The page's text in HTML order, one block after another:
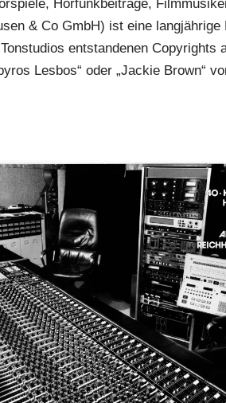
Hörfunkbeiträge,
& Co GmbH) ist eine langjährige
entstandenen Copyrights
Lesbos“ oder „Jackie Brown“